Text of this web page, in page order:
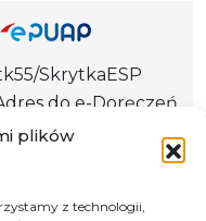
plików
z technologii,
SkrytkaESP
14